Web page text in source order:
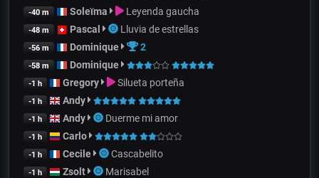
-40 m Soleïma Leyenda gaucha
-48 m Pascal Lluvia de estrellas
-56 m Dominique 2
-58 m Dominique
-1 h Gregory Silueta porteña
-1 h Andy
-1 h Andy Duerme mi amor
-1 h Carlo
-1 h Cecile Cascabelito
-1 h Zsolt Marisabel